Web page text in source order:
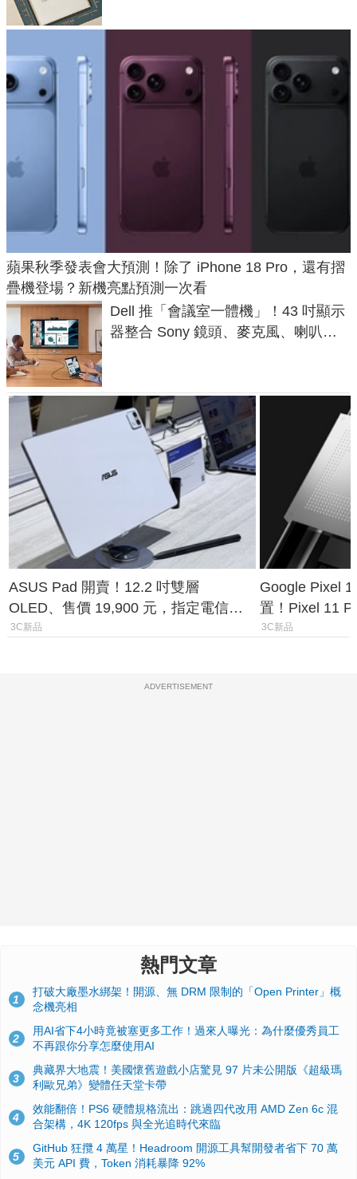
蘋果秋季發表會大預測！除了 iPhone 18 Pro，還有摺
疊機登場？新機亮點預測一次看
Dell 推「會議室一體機」！43 吋顯示
器整合 Sony 鏡頭、麥克風、喇叭，
ASUS Pad 開賣！12.2 吋雙層
OLED、售價 19,900 元，指定電信資
費最低 0 元入手
3C新品
Google Pixel
置！Pixel 11
1.6%
3C新品
ADVERTISEMENT
熱門文章
1
打破大廠墨水綁架！開源、無 DRM 限制的「Open Printer」概
念機亮相
2
用AI省下4小時竟被塞更多工作！過來人曝光：為什麼優秀員工
不再跟你分享怎麼使用AI
3
典藏界大地震！美國懷舊遊戲小店驚見 97 片未公開版《超級瑪
利歐兄弟》變體任天堂卡帶
4
效能翻倍！PS6 硬體規格流出：跳過四代改用 AMD Zen 6c 混
合架構，4K 120fps 與全光追時代來臨
5
GitHub 狂攬 4 萬星！Headroom 開源工具幫開發者省下 70 萬
美元 API 費，Token 消耗暴降 92%